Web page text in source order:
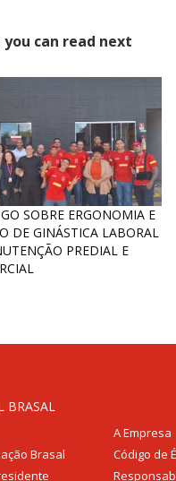
you can read next
SOBRE ERGONOMIA E
DE GINÁSTICA LABORAL
PREDIAL E
BRASAL
A Empresa
Brasal
Código de